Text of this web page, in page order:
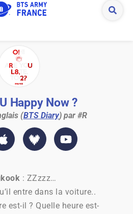
Happy Now ?
(BTS Diary) par #R
: ZZzzz…
entre dans la voiture..
est-il ? Quelle heure est-